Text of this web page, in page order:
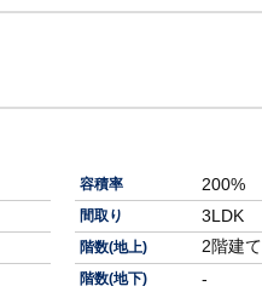
容積率 200%
間取り 3LDK
階数(地上) 2階建て
階数(地下) -